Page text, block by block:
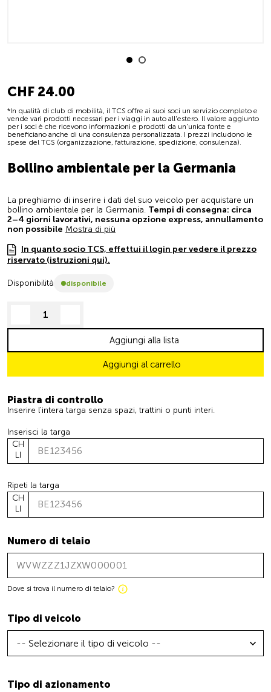
CHF 24.00
*In qualità di club di mobilità, il TCS offre ai suoi soci un servizio completo e
vende vari prodotti necessari per i viaggi in auto all'estero. Il valore aggiunto
per i soci è che ricevono informazioni e prodotti da un'unica fonte e
beneficiano anche di una consulenza personalizzata. I prezzi includono le
spese del TCS (organizzazione, fatturazione, spedizione, consulenza).
Bollino ambientale per la Germania
La preghiamo di inserire i dati del suo veicolo per acquistare un
bollino ambientale per la Germania. Tempi di consegna: circa
2–4 giorni lavorativi, nessuna opzione express, annullamento
non possibile Mostra di più
In quanto socio TCS, effettui il login per vedere il prezzo
riservato (istruzioni qui).
Disponibilità disponibile
decrease quantity
Aggiungi al carrello
Aggiungi alla lista
Piastra di controllo
Inserire l'intera targa senza spazi, trattini o punti interi.
Inserisci la targa
CH
LI
Ripeti la targa
CH
LI
Numero di telaio
Dove si trova il numero di telaio?
Tipo di veicolo
-- Selezionare il tipo di veicolo --
Tipo di azionamento